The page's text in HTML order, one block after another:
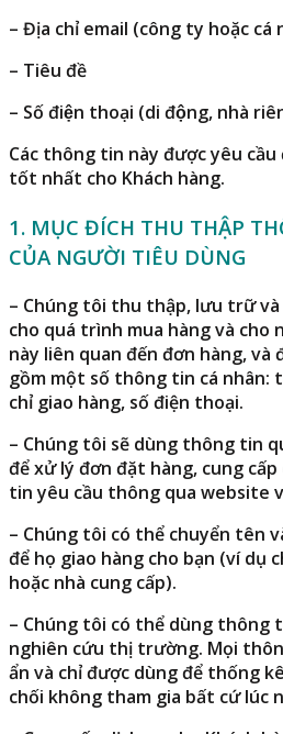
– Địa chỉ email (công ty hoặc cá
– Tiêu đề
– Số điện thoại (di động, nhà
Các thông tin này được yêu
tốt nhất cho Khách hàng.
1. MỤC ĐÍCH THU THẬP
CỦA NGƯỜI TIÊU DÙNG
– Chúng tôi thu thập, lưu trữ
cho quá trình mua hàng và cho
này liên quan đến đơn hàng, và
gồm một số thông tin cá nhân:
chỉ giao hàng, số điện thoại.
– Chúng tôi sẽ dùng thông tin
để xử lý đơn đặt hàng, cung
tin yêu cầu thông qua website
– Chúng tôi có thể chuyển tên
để họ giao hàng cho bạn (ví dụ
hoặc nhà cung cấp).
– Chúng tôi có thể dùng thông
nghiên cứu thị trường. Mọi
ẩn và chỉ được dùng để thống
chối không tham gia bất cứ lúc